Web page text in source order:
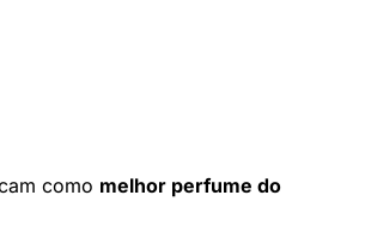
como melhor perfume do